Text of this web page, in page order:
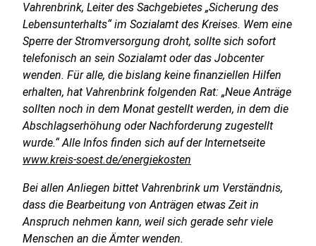
Vahrenbrink, Leiter des Sachgebietes „Sicherung des
Lebensunterhalts“ im Sozialamt des Kreises. Wem eine
Sperre der Stromversorgung droht, sollte sich sofort
telefonisch an sein Sozialamt oder das Jobcenter
wenden. Für alle, die bislang keine finanziellen Hilfen
erhalten, hat Vahrenbrink folgenden Rat: „Neue Anträge
sollten noch in dem Monat gestellt werden, in dem die
Abschlagserhöhung oder Nachforderung zugestellt
wurde.“ Alle Infos finden sich auf der Internetseite
www.kreis-soest.de/energiekosten
Bei allen Anliegen bittet Vahrenbrink um Verständnis,
dass die Bearbeitung von Anträgen etwas Zeit in
Anspruch nehmen kann, weil sich gerade sehr viele
Menschen an die Ämter wenden.